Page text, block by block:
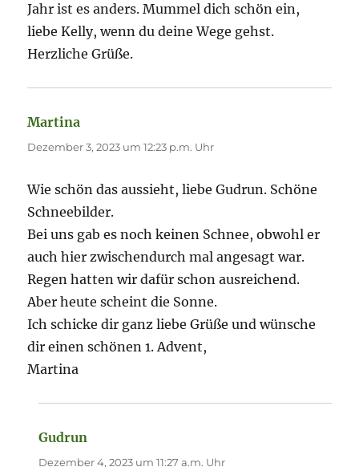
Jahr ist es anders. Mummel dich schön ein,
liebe Kelly, wenn du deine Wege gehst.
Herzliche Grüße.
Martina
Dezember 3, 2023 um 12:23 p.m. Uhr
Wie schön das aussieht, liebe Gudrun. Schöne
Schneebilder.
Bei uns gab es noch keinen Schnee, obwohl er
auch hier zwischendurch mal angesagt war.
Regen hatten wir dafür schon ausreichend.
Aber heute scheint die Sonne.
Ich schicke dir ganz liebe Grüße und wünsche
dir einen schönen 1. Advent,
Martina
Gudrun
Dezember 4, 2023 um 11:27 a.m. Uhr